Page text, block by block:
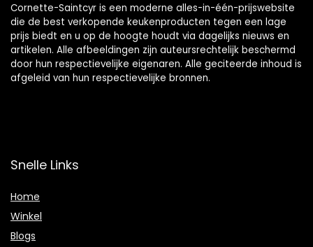
Cornette-Saintcyr is een moderne alles-in-één-prijswebsite
die de best verkopende keukenproducten tegen een lage
prijs biedt en u op de hoogte houdt via dagelijks nieuws en
artikelen. Alle afbeeldingen zijn auteursrechtelijk beschermd
door hun respectievelijke eigenaren. Alle geciteerde inhoud is
afgeleid van hun respectievelijke bronnen.
Snelle Links
Home
Winkel
Blogs